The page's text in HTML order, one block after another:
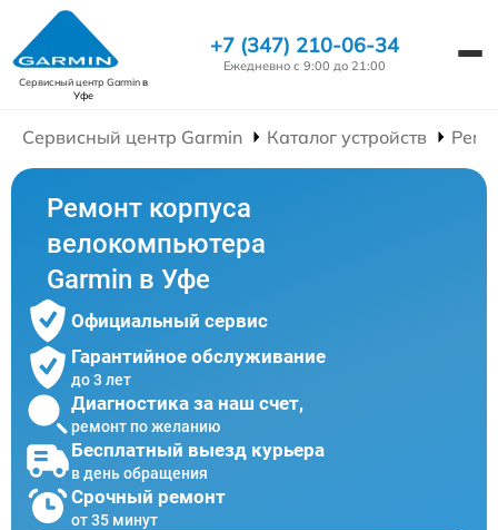
Сервисный центр Garminв
Уфе
+7 (347) 210-06-34
Ежедневно с 9:00 до 21:00
Сервисный центр Garmin Каталог устройств
Ремонт корпуса
велокомпьютера
Garmin в Уфе
Официальный сервис
Гарантийное обслуживание
до 3 лет
Диагностика за наш счет,
ремонт по желанию
Бесплатный выезд курьера
в день обращения
Срочный ремонт
от 35 минут